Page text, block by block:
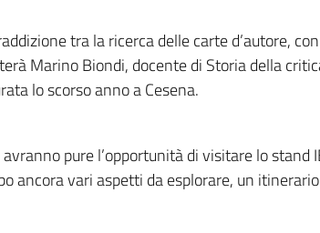
tra la ricerca delle carte d’autore,
Marino Biondi, docente di Storia della
lo scorso anno a Cesena.
pure l’opportunità di visitare lo
ancora vari aspetti da esplorare, un